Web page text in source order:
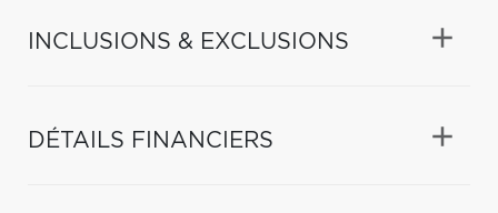
INCLUSIONS & EXCLUSIONS
DÉTAILS FINANCIERS